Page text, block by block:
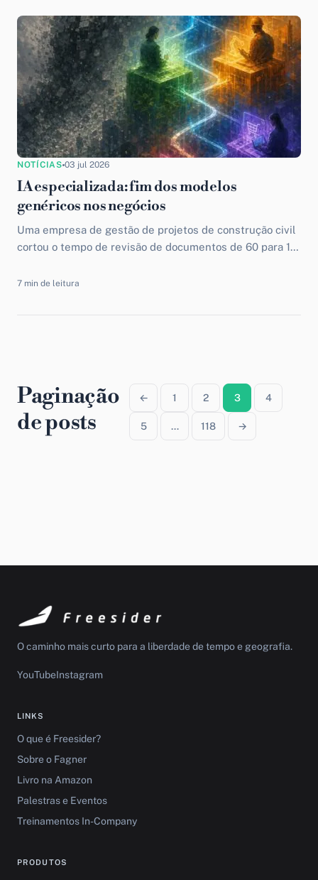
NOTÍCIAS 03 jul 2026
IA especializada: fim dos modelos
genéricos nos negócios
Uma empresa de gestão de projetos de construção civil
cortou o tempo de revisão de documentos de 60 para 10
7 min de leitura
Paginação
de posts
← 1 2 3 4
5 … 118 →
O caminho mais curto para a liberdade de tempo e geografia.
YouTubeInstagram
LINKS
O que é Freesider?
Sobre o Fagner
Livro na Amazon
Palestras e Eventos
Treinamentos In-Company
PRODUTOS